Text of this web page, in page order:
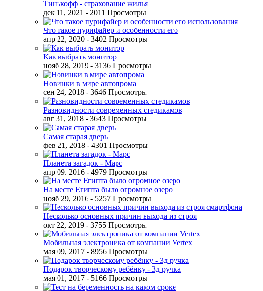
Тинькофф - страхование жилья
дек 11, 2021 - 2011 Просмотры
Что такое пурифайер и особенности его
апр 22, 2020 - 3402 Просмотры
Как выбрать монитор
нояб 28, 2019 - 3136 Просмотры
Новинки в мире автопрома
сен 24, 2018 - 3646 Просмотры
Разновидности современных стедикамов
авг 31, 2018 - 3643 Просмотры
Самая старая дверь
фев 21, 2018 - 4301 Просмотры
Планета загадок - Марс
апр 09, 2016 - 4979 Просмотры
На месте Египта было огромное озеро
нояб 29, 2016 - 5257 Просмотры
Несколько основных причин выхода из строя
окт 22, 2019 - 3755 Просмотры
Мобильная электроника от компании Vertex
мая 09, 2017 - 8956 Просмотры
Подарок творческому ребёнку - 3д ручка
мая 01, 2017 - 5166 Просмотры